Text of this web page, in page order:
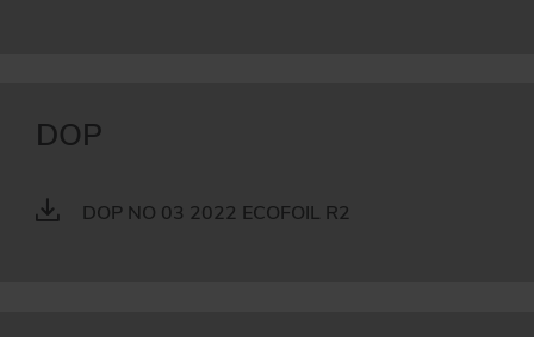
DOP
DOP NO 03 2022 ECOFOIL R2